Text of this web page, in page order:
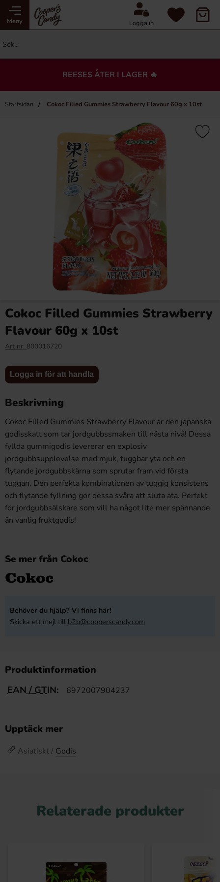
Meny Logga in
REESES ÅTER I LAGER 🔥
Startsidan Cokoc Filled Gummies Strawberry Flavour 60g x 10st
Du kanske också gillar…
×
handla
39g x 16st
Cokoc Filled Gummies Strawberry
Flavour 60g x 10st
Art nr: 800016720
Logga in för att handla
Beskrivning
Cokoc Filled Gummies Strawberry Flavour är den japanska
godisskatt som tar jordgubbssmaken till nästa nivå! Dessa
fyllda gummigodis levererar en explosiv
jordgubbsupplevelse med mjuk, tuggbar yta och en
flytande jordgubbskärna som sprutar fram vid första
tuggan. Den perfekta kombinationen av tuggig konsistens
och flytande fyllning gör dessa svåra att sluta äta. Perfekt
för jordgubbsälskare som vill ha något lite mer spännande
än vanlig fruktgodis!
Se mer från Cokoc
Behöver du hjälp? Vi finns här!
Skicka ett mejl till b2b@cooperscandy.com
Produktinformation
EAN / GTIN:
6972007904237
Upptäck mer
Asiatiskt / Godis
Relaterade produkter